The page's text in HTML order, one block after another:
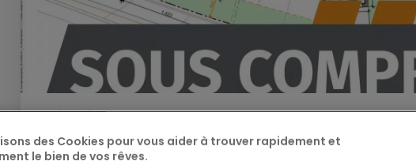
Terrain constructible 16 piècesà vendreàHassel
750 000 €
des Cookies pour vous aider à trouver rapidement et
le bien de vos rêves.